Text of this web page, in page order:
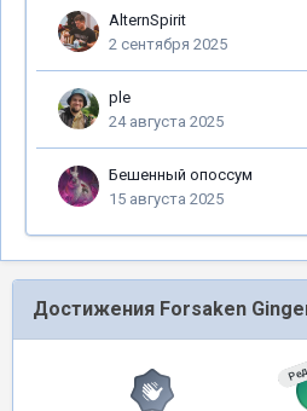
AlternSpirit
2 сентября 2025
ple
24 августа 2025
Бешенный опоссум
15 августа 2025
Достижения Forsaken